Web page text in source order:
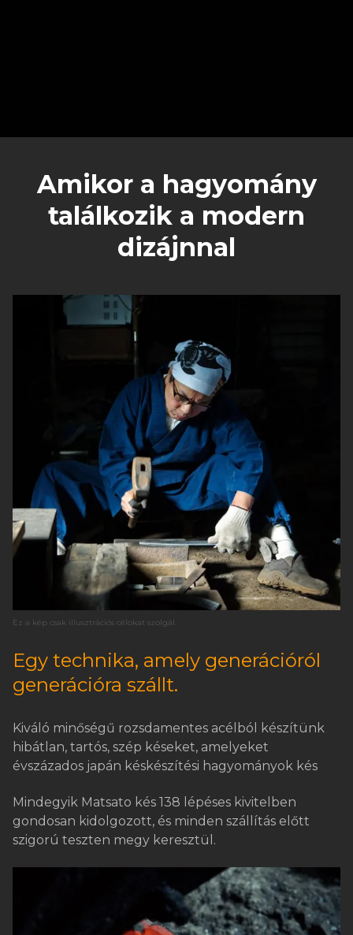
Amikor a hagyomány
találkozik a modern
dizájnnal
Ez a kép csak illusztrációs célokat szolgál.
Egy technika, amely generációról
generációra szállt.
Kiváló minőségű rozsdamentes acélból készítünk
hibátlan, tartós, szép késeket, amelyeket
évszázados japán késkészítési hagyományok kés
Mindegyik Matsato kés 138 lépéses kivitelben
gondosan kidolgozott, és minden szállítás előtt
szigorú teszten megy keresztül.